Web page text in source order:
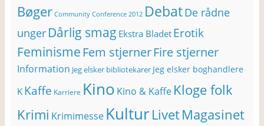
Bøger Community Conference 2012 DebatDe rådne
unger Dårlig smag Ekstra Bladet Erotik
Feminisme Fem stjernerFire stjerner
Information Jeg elsker bibliotekarer Jeg elsker boghandlere
K Kaffe Karriere Kino Kino & Kaffe Kloge folk
Krimi Krimimesse KulturLivetMagasinet